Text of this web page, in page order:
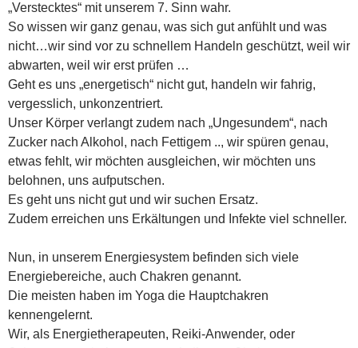
„Verstecktes“ mit unserem 7. Sinn wahr.
So wissen wir ganz genau, was sich gut anfühlt und was
nicht…wir sind vor zu schnellem Handeln geschützt, weil wir
abwarten, weil wir erst prüfen …
Geht es uns „energetisch“ nicht gut, handeln wir fahrig,
vergesslich, unkonzentriert.
Unser Körper verlangt zudem nach „Ungesundem“, nach
Zucker nach Alkohol, nach Fettigem .., wir spüren genau,
etwas fehlt, wir möchten ausgleichen, wir möchten uns
belohnen, uns aufputschen.
Es geht uns nicht gut und wir suchen Ersatz.
Zudem erreichen uns Erkältungen und Infekte viel schneller.
Nun, in unserem Energiesystem befinden sich viele
Energiebereiche, auch Chakren genannt.
Die meisten haben im Yoga die Hauptchakren
kennengelernt.
Wir, als Energietherapeuten, Reiki-Anwender, oder